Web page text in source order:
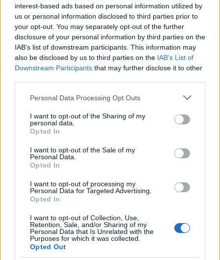
interest-based ads based on personal information utilized by
us or personal information disclosed to third parties prior to
your opt-out. You may separately opt-out of the further
disclosure of your personal information by third parties on the
IAB’s list of downstream participants. This information may
also be disclosed by us to third parties on the IAB’s List of
Downstream Participants that may further disclose it to other
Please note that this website/app uses one or more Google
not limited to your visit or usage behaviour. You may click to
grant or deny consent to Google and its third-party tags to
use your data for below specified purposes in below Google
consent section.
Personal Data Processing Opt Outs
I want to opt-out of the Sharing of my
personal data.
Opted In
I want to opt-out of the Sale of my
Personal Data.
Opted In
I want to opt-out of processing my
Personal Data for Targeted Advertising.
Opted In
I want to opt-out of Collection, Use,
Retention, Sale, and/or Sharing of my
Personal Data that Is Unrelated with the
Purposes for which it was collected.
Opted Out
ΔΙΕΘΝΗ
01/08/2026 - 20:18
Ρωσία: Ανακοίνωσε πλήγματα σε
στρατιωτικούς στόχους στην Οδησσό
και το Μικολάιβ
εγκαταστάσεις αποθήκευσης καυσίμων στο
ουκρανικό λιμάνι της Οδησσού, καθώς και
Μόσχα, χρησιμοποιούνταν από τις
ουκρανικές ένοπλες δυνάμεις στο λιμάνι